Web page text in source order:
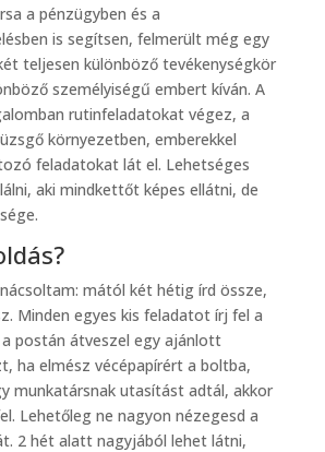
a pénzügyben és a
is segítsen, felmerült még egy
teljesen különböző tevékenységkör
személyiségű embert kíván. A
rutinfeladatokat végez, a
környezetben, emberekkel
feladatokat lát el. Lehetséges
aki mindkettőt képes ellátni, de
mától két hétig írd össze,
Minden egyes kis feladatot írj fel a
postán átveszel egy ajánlott
ha elmész vécépapírért a boltba,
munkatársnak utasítást adtál, akkor
Lehetőleg ne nagyon nézegesd a
2 hét alatt nagyjából lehet látni,